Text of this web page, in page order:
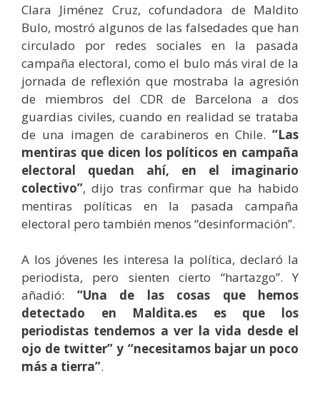
Clara Jiménez Cruz, cofundadora de Maldito
Bulo, mostró algunos de las falsedades que han
circulado por redes sociales en la pasada
campaña electoral, como el bulo más viral de la
jornada de reflexión que mostraba la agresión
de miembros del CDR de Barcelona a dos
guardias civiles, cuando en realidad se trataba
de una imagen de carabineros en Chile. “Las
mentiras que dicen los políticos en campaña
electoral quedan ahí, en el imaginario
colectivo”, dijo tras confirmar que ha habido
mentiras políticas en la pasada campaña
electoral pero también menos “desinformación”.
A los jóvenes les interesa la política, declaró la
periodista, pero sienten cierto “hartazgo”. Y
añadió: “Una de las cosas que hemos
detectado en Maldita.es es que los
periodistas tendemos a ver la vida desde el
ojo de twitter” y “necesitamos bajar un poco
más a tierra”.